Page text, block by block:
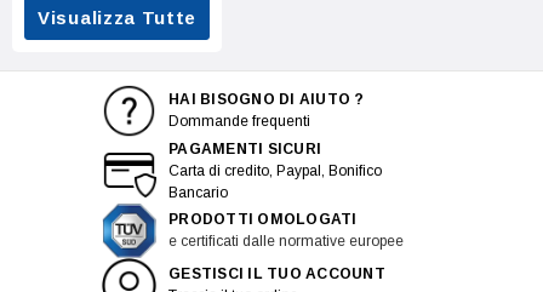
Visualizza Tutte
HAI BISOGNO DI AIUTO ?
Dommande frequenti
PAGAMENTI SICURI
Carta di credito, Paypal, Bonifico
Bancario
PRODOTTI OMOLOGATI
e certificati dalle normative europee
GESTISCI IL TUO ACCOUNT